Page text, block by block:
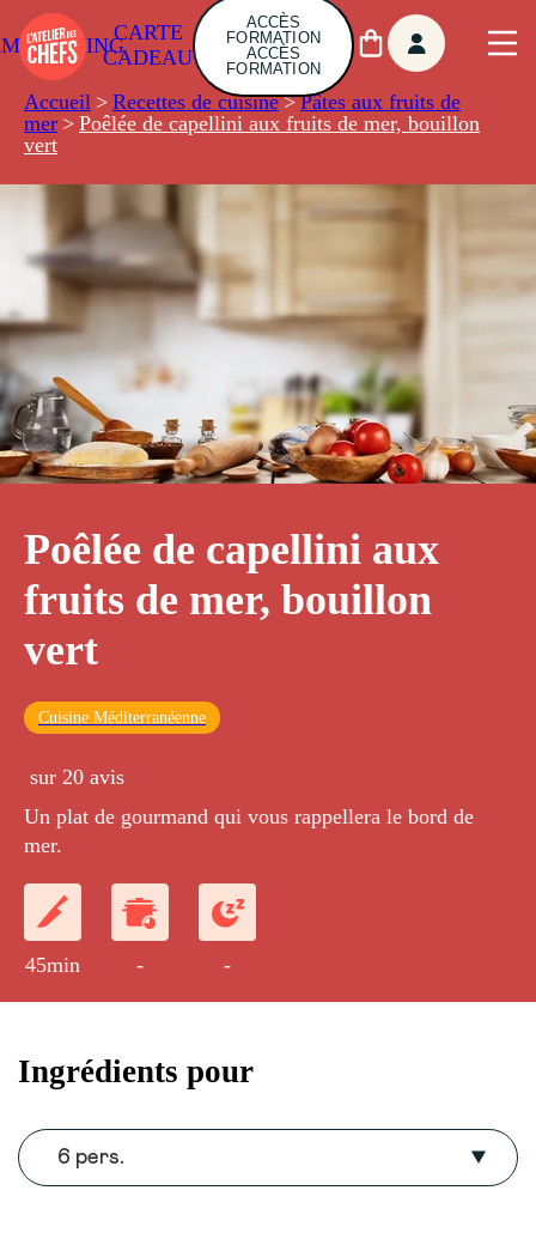
CARTE
CADEAU
ACCÈS
FORMATION
ACCÈS
FORMATION
Accueil > Recettes de cuisine > Pâtes aux fruits de
mer > Poêlée de capellini aux fruits de mer, bouillon
vert
Poêlée de capellini aux
fruits de mer, bouillon
vert
Cuisine Méditerranéenne
sur 20 avis
Un plat de gourmand qui vous rappellera le bord de
mer.
45min - -
Ingrédients pour
6 pers.